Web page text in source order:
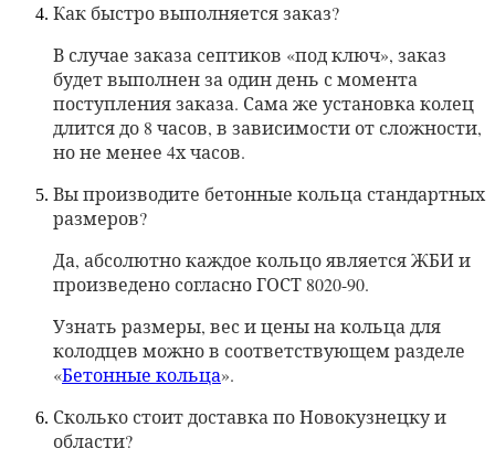
Как быстро выполняется заказ?
В случае заказа септиков «под ключ», заказ
будет выполнен за один день с момента
поступления заказа. Сама же установка колец
длится до 8 часов, в зависимости от сложности,
но не менее 4х часов.
Вы производите бетонные кольца стандартных
размеров?
Да, абсолютно каждое кольцо является ЖБИ и
произведено согласно ГОСТ 8020-90.
Узнать размеры, вес и цены на кольца для
колодцев можно в соответствующем разделе
«Бетонные кольца».
Сколько стоит доставка по Новокузнецку и
области?